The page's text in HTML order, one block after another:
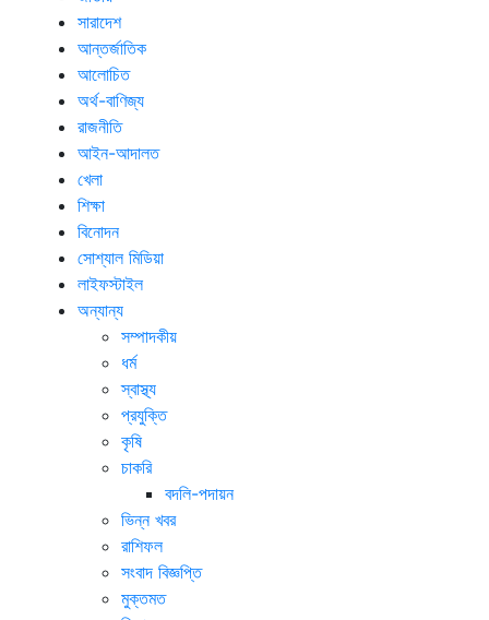
সারাদেশ
আন্তর্জাতিক
আলোচিত
অর্থ-বাণিজ্য
রাজনীতি
আইন-আদালত
খেলা
শিক্ষা
বিনোদন
সোশ্যাল মিডিয়া
লাইফস্টাইল
অন্যান্য
সম্পাদকীয়
ধর্ম
স্বাস্থ্য
প্রযুক্তি
কৃষি
চাকরি
বদলি-পদায়ন
ভিন্ন খবর
রাশিফল
সংবাদ বিজ্ঞপ্তি
মুক্তমত